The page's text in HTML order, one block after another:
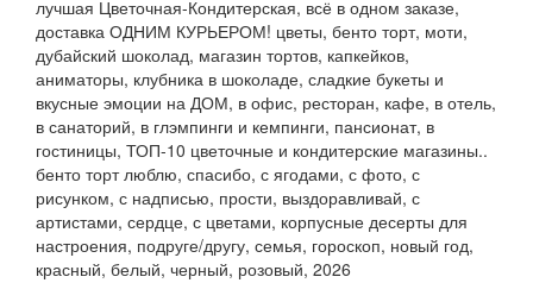
лучшая Цветочная-Кондитерская, всё в одном заказе,
доставка ОДНИМ КУРЬЕРОМ! цветы, бенто торт, моти,
дубайский шоколад, магазин тортов, капкейков,
аниматоры, клубника в шоколаде, сладкие букеты и
вкусные эмоции на ДОМ, в офис, ресторан, кафе, в отель,
в санаторий, в глэмпинги и кемпинги, пансионат, в
гостиницы, ТОП-10 цветочные и кондитерские магазины..
бенто торт люблю, спасибо, с ягодами, с фото, с
рисунком, с надписью, прости, выздоравливай, с
артистами, сердце, с цветами, корпусные десерты для
настроения, подруге/другу, семья, гороскоп, новый год,
красный, белый, черный, розовый, 2026